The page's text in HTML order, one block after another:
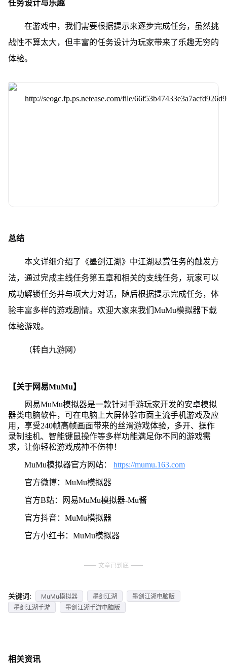
任务设计与乐趣
在游戏中，我们需要根据提示来逐步完成任务，虽然挑
战性不算太大，但丰富的任务设计为玩家带来了乐趣无穷的
体验。
总结
本文详细介绍了《墨剑江湖》中江湖悬赏任务的触发方
法，通过完成主线任务第五章和相关的支线任务，玩家可以
成功解锁任务并与项大力对话，随后根据提示完成任务，体
验丰富多样的游戏剧情。欢迎大家来我们MuMu模拟器下载
体验游戏。
（转自九游网）
【关于网易MuMu】
网易MuMu模拟器是一款针对手游玩家开发的安卓模拟
器类电脑软件，可在电脑上大屏体验市面主流手机游戏及应
用，享受240帧高帧画面带来的丝滑游戏体验，多开、操作
录制挂机、智能键鼠操作等多样功能满足你不同的游戏需
求，让你轻松游戏成神不伤神！
MuMu模拟器官方网站： https://mumu.163.com
官方微博：MuMu模拟器
官方B站：网易MuMu模拟器-Mu酱
官方抖音：MuMu模拟器
官方小红书：MuMu模拟器
文章已到底
关键词: MuMu模拟器 墨剑江湖
墨剑江湖电脑版
墨剑江湖手游
墨剑江湖手游电脑版
相关资讯